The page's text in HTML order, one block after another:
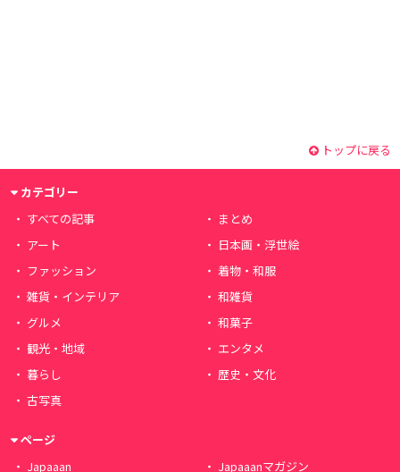
トップに戻る
カテゴリー
すべての記事
まとめ
アート
日本画・浮世絵
ファッション
着物・和服
雑貨・インテリア
和雑貨
グルメ
和菓子
観光・地域
エンタメ
暮らし
歴史・文化
古写真
ページ
Japaaan
Japaaanマガジン